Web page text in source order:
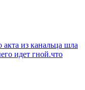
из канальца шла
идет гной.что